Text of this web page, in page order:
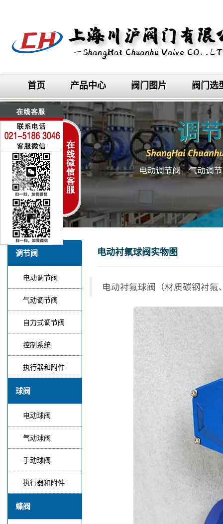
首页 产品中心 阀门图片 阀门选
调节阀
电动调节阀
气动调节阀
自力式调节阀
控制系统
执行器和附件
球阀
电动球阀
气动球阀
手动球阀
执行器和附件
蝶阀
电动衬氟球阀实物图
电动衬氟球阀（材质碳钢衬